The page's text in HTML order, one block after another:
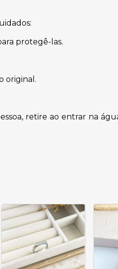
protegê-las.
original.
retire ao entrar na